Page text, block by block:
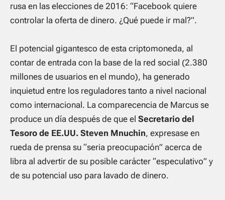
rusa en las elecciones de 2016: “Facebook quiere
controlar la oferta de dinero. ¿Qué puede ir mal?”.
El potencial gigantesco de esta criptomoneda, al
contar de entrada con la base de la red social (2.380
millones de usuarios en el mundo), ha generado
inquietud entre los reguladores tanto a nivel nacional
como internacional. La comparecencia de Marcus se
produce un día después de que el Secretario del
Tesoro de EE.UU. Steven Mnuchin, expresase en
rueda de prensa su “seria preocupación” acerca de
libra al advertir de su posible carácter “especulativo” y
de su potencial uso para lavado de dinero.